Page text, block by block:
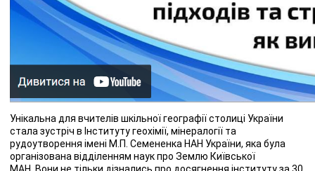
Унікальна для вчителів шкільної географії столиці України
стала зустріч в Інституту геохімії, мінералогії та
рудоутворення імені М.П. Семененка НАН України, яка була
організована відділенням наук про Землю Київської
МАН. Вони не тільки дізнались про досягнення інституту за 30